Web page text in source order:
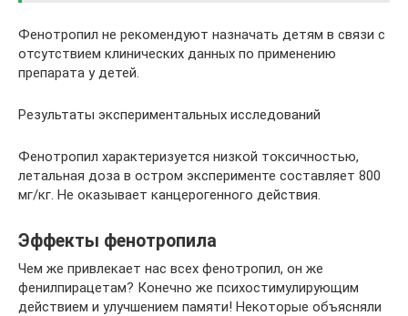
Фенотропил не рекомендуют назначать детям в связи с
отсутствием клинических данных по применению
препарата у детей.
Результаты экспериментальных исследований
Фенотропил характеризуется низкой токсичностью,
летальная доза в остром эксперименте составляет 800
мг/кг. Не оказывает канцерогенного действия.
Эффекты фенотропила
Чем же привлекает нас всех фенотропил, он же
фенилпирацетам? Конечно же психостимулирующим
действием и улучшением памяти! Некоторые объясняли